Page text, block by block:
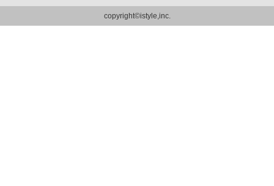
ram
copyright©istyle,inc.